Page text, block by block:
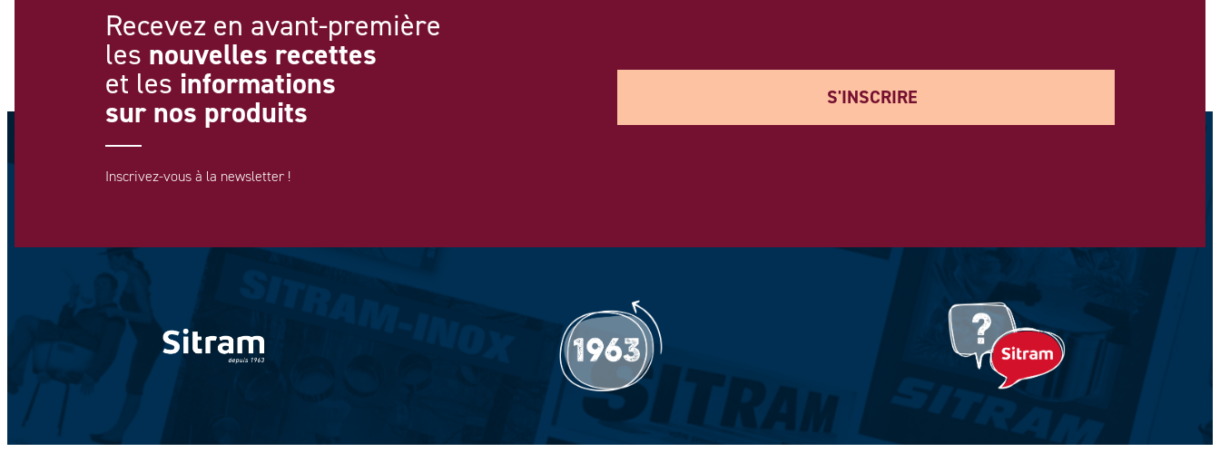
Recevez en avant-première
les nouvelles recettes
et les informations
sur nos produits
Inscrivez-vous à la newsletter !
S'INSCRIRE